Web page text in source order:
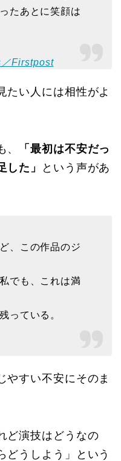
たあとに笑顔は
Firstpost
たい人には相性がよ
「最初は不安だっ
した」
という声があ
、この作品のジ
でも、これは満
っている。
やすい不安にそのま
ど演技はどうなの
どうしよう」という